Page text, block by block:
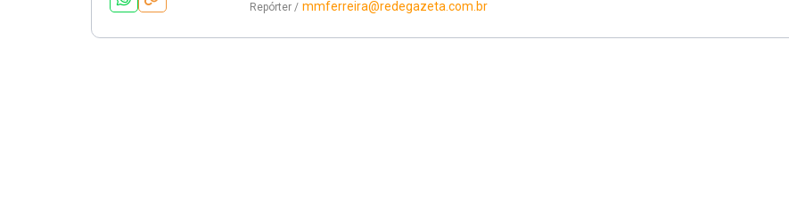
Repórter / mmferreira@redegazeta.com.br